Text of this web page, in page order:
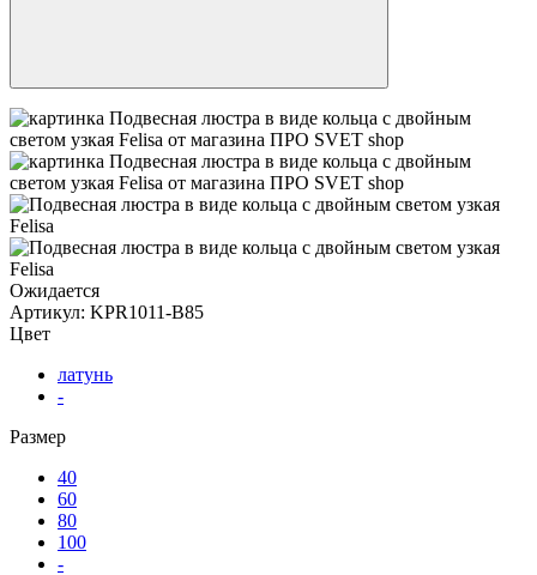
Ожидается
Артикул: KPR1011-B85
Цвет
латунь
-
Размер
40
60
80
100
-